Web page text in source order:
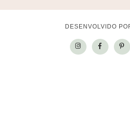
DESENVOLVIDO